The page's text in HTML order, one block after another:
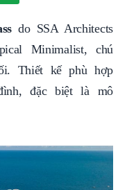
do SSA Architects
Minimalist, chú
Thiết kế phù hợp
đặc biệt là mô